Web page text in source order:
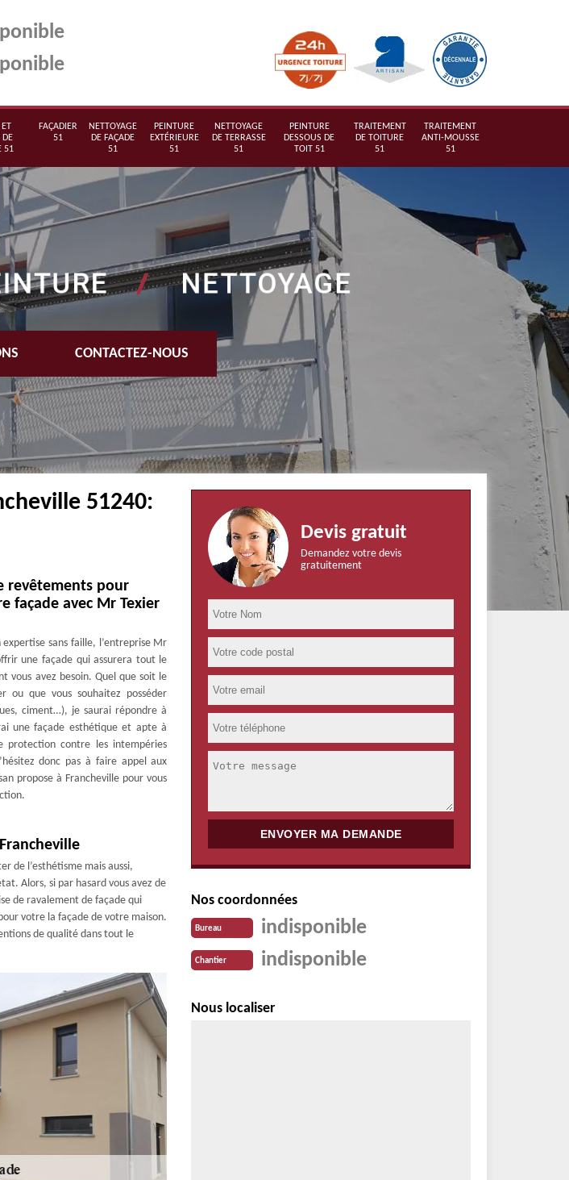
ET
DE
51
FAÇADIER
51
NETTOYAGE
DE FAÇADE
51
PEINTURE
EXTÉRIEURE
51
NETTOYAGE
DE TERRASSE
51
PEINTURE
DESSOUS DE
TOIT 51
TRAITEMENT
DE TOITURE
51
TRAITEMENT
ANTI-MOUSSE
51
CONTACTEZ-NOUS
51240:
revêtements pour
façade avec Mr Texier
sans faille, l’entreprise Mr
une façade qui assurera tout le
vous avez besoin. Quel que soit le
ou que vous souhaitez posséder
ciment…), je saurai répondre à
une façade esthétique et apte à
protection contre les intempéries
donc pas à faire appel aux
propose à Francheville pour vous
de l’esthétisme mais aussi,
Alors, si par hasard vous avez de
de ravalement de façade qui
votre la façade de votre maison.
de qualité dans tout le
Devis gratuit
Demandez votre devis
gratuitement
Nos coordonnées
Bureau indisponible
Chantier indisponible
Nous localiser